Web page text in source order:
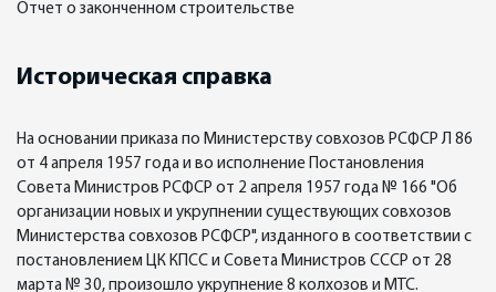
Отчет о законченном строительстве
Историческая справка
На основании приказа по Министерству совхозов РСФСР Л 86
от 4 апреля 1957 года и во исполнение Постановления
Совета Министров РСФСР от 2 апреля 1957 года № 166 "Об
организации новых и укрупнении существующих совхозов
Министерства совхозов РСФСР", изданного в соответствии с
постановлением ЦК КПСС и Совета Министров СССР от 28
марта № 30, произошло укрупнение 8 колхозов и МТС.